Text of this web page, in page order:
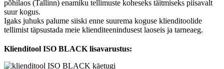
põhilaos (Tallinn) enamiku tellimuste koheseks täitmiseks piisavalt
suur kogus.
Igaks juhuks palume siiski enne suurema koguse klienditoolide
tellimist täpsustada meie klienditeenindusest laoseis ja tarneaeg.
Klienditool ISO BLACK lisavarustus: